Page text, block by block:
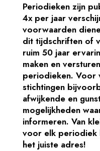
Periodieken zijn
4x per jaar
voorwaarden
dit tijdschriften of
ruim 50 jaar
maken en
periodieken. Voor
stichtingen
afwijkende en
mogelijkheden
informeren. Van
voor elk periodiek
het juiste adres!